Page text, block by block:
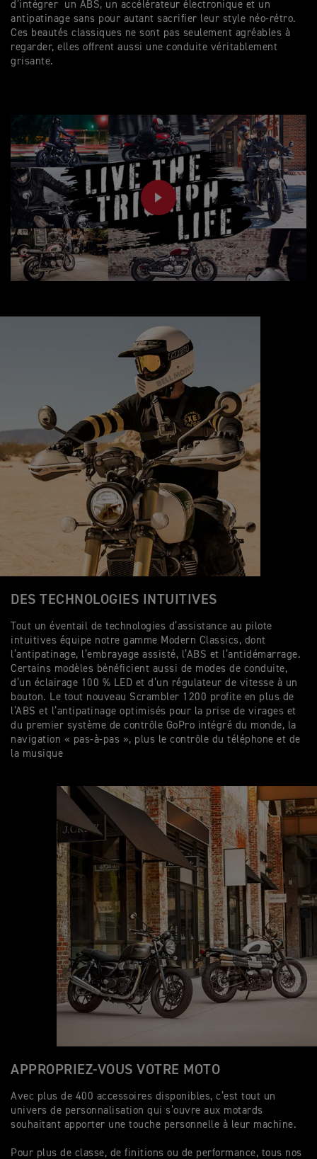
d’intégrer un ABS, un accélérateur électronique et un
antipatinage sans pour autant sacrifier leur style néo-rétro.
Ces beautés classiques ne sont pas seulement agréables à
regarder, elles offrent aussi une conduite véritablement
grisante.
PLAY
DES TECHNOLOGIES INTUITIVES
Tout un éventail de technologies d’assistance au pilote
intuitives équipe notre gamme Modern Classics, dont
l’antipatinage, l’embrayage assisté, l’ABS et l’antidémarrage.
Certains modèles bénéficient aussi de modes de conduite,
d’un éclairage 100 % LED et d’un régulateur de vitesse à un
bouton. Le tout nouveau Scrambler 1200 profite en plus de
l’ABS et l’antipatinage optimisés pour la prise de virages et
du premier système de contrôle GoPro intégré du monde, la
navigation « pas-à-pas », plus le contrôle du téléphone et de
la musique
APPROPRIEZ-VOUS VOTRE MOTO
Avec plus de 400 accessoires disponibles, c’est tout un
univers de personnalisation qui s’ouvre aux motards
souhaitant apporter une touche personnelle à leur machine.
Pour plus de classe, de finitions ou de performance, tous nos